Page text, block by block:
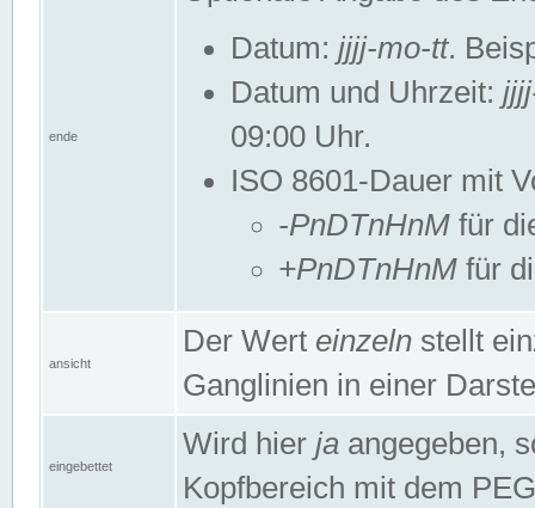
ende
Datum: jjjj-mo-tt.
Datum und Uhrzeit:
09:00 Uhr.
ISO 8601-Dauer mit
-PnDTnHnM für
+PnDTnHnM für
ansicht
Der Wert einzeln stellt
Ganglinien in einer
eingebettet
Wird hier ja angegeben,
Kopfbereich mit dem